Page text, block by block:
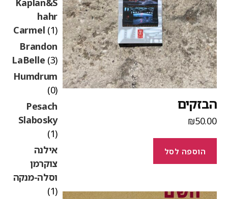
₪
הוספה לסל
hahr
Carmel (1)
Brandon
LaBelle (3)
Humdrum
(0)
Pesach
Slabosky
אילנה
צוקרמן
וסלה-מנקה
(1)